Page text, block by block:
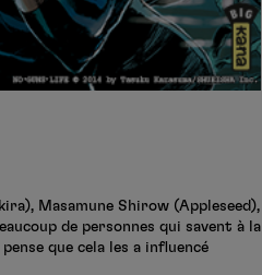
Masamune Shirow (Appleseed),
de personnes qui savent à la
que cela les a influencé